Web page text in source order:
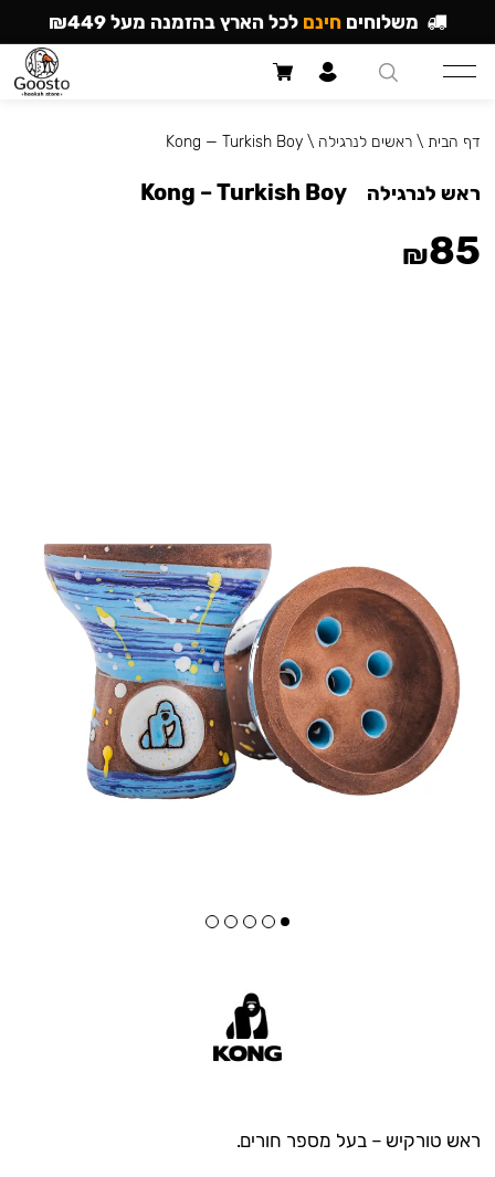
ראש טורקיש – בעל מספר חורים.
דף הבית \ראשים לנרגילה \
Kong — Turkish Boy
ראש לנרגילה Kong – Turkish Boy
₪85
משלוחים חינם לכל הארץ בהזמנה מעל ₪449